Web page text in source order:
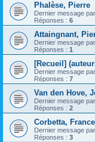
Phalèse, Pierre
Dernier message par
Réponses : 6
Attaingnant,
Dernier message par
Réponses : 1
[Recueil]
Dernier message par
Réponses : 7
Van den Hove,
Dernier message par
Réponses : 2
Corbetta,
Dernier message par
Réponses : 3